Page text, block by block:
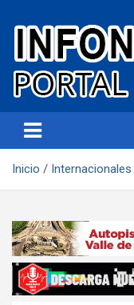
Infonoa
Inicio Internacionales